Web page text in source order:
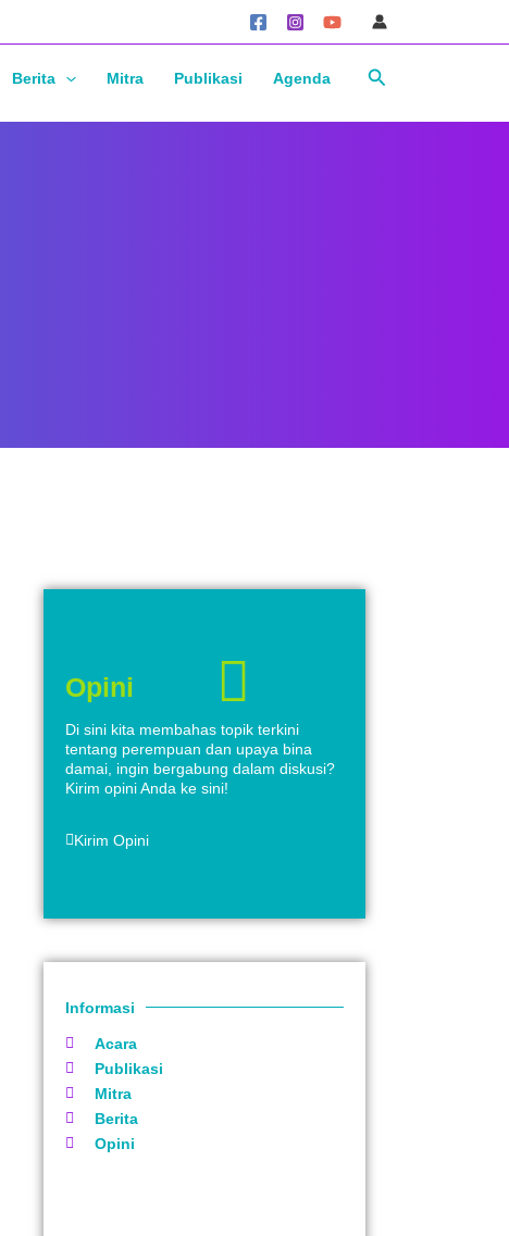
Berita Mitra Publikasi Agenda Cari
Opini
Di sini kita membahas topik terkini
tentang perempuan dan upaya bina
damai, ingin bergabung dalam diskusi?
Kirim opini Anda ke sini!
Kirim Opini
Informasi
Acara
Publikasi
Mitra
Berita
Opini